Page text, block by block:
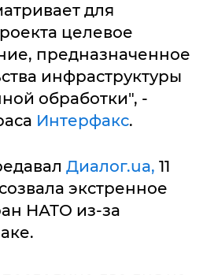
для
целевое
предназначенное
инфраструктуры
обработки", -
Интерфакс.
Диалог.ua, 11
экстренное
НАТО из-за